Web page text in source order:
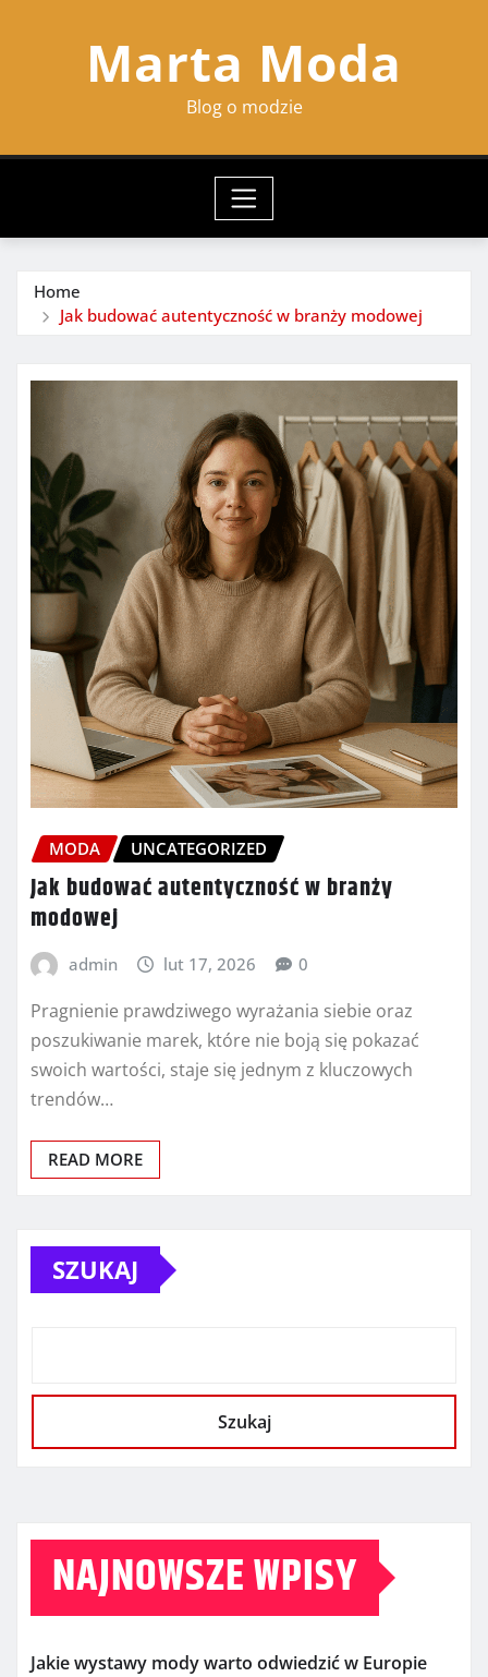
Marta Moda
Blog o modzie
Home
Jak budować autentyczność w branży modowej
MODA UNCATEGORIZED
Jak budować autentyczność w branży
modowej
admin lut 17, 2026 0
Pragnienie prawdziwego wyrażania siebie oraz
poszukiwanie marek, które nie boją się pokazać
swoich wartości, staje się jednym z kluczowych
trendów…
READ MORE
SZUKAJ
Szukaj
NAJNOWSZE WPISY
Jakie wystawy mody warto odwiedzić w Europie